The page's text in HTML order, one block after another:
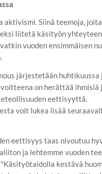
aktivismi. Siinä teemoja,
liitetä käsityön
vuoden ensimmäisen
järjestetään huhtikuussa
on herättää ihmisiä
eettisyyttä.
voit lukea lisää
eettisyys taas nivoutuu
ja lehtemme vuoden
"Käsityötaidolla kestävä